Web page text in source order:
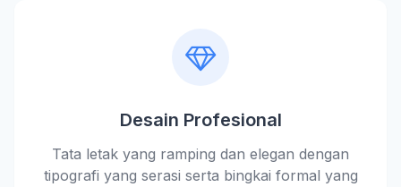
Desain Profesional
Tata letak yang ramping dan elegan dengan
tipografi yang serasi serta bingkai formal yang